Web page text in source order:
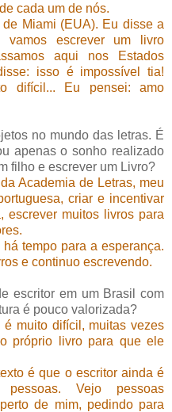
cada um de nós.
Miami (EUA). Eu disse a
vamos escrever um livro
aqui nos Estados
isso é impossível tia!
difícil... Eu pensei: amo
no mundo das letras. É
apenas o sonho realizado
filho e escrever um Livro?
Academia de Letras, meu
criar e incentivar
escrever muitos livros para
tempo para a esperança.
e continuo escrevendo.
escritor em um Brasil com
é pouco valorizada?
muito difícil, muitas vezes
próprio livro para que ele
é que o escritor ainda é
Vejo pessoas
de mim, pedindo para